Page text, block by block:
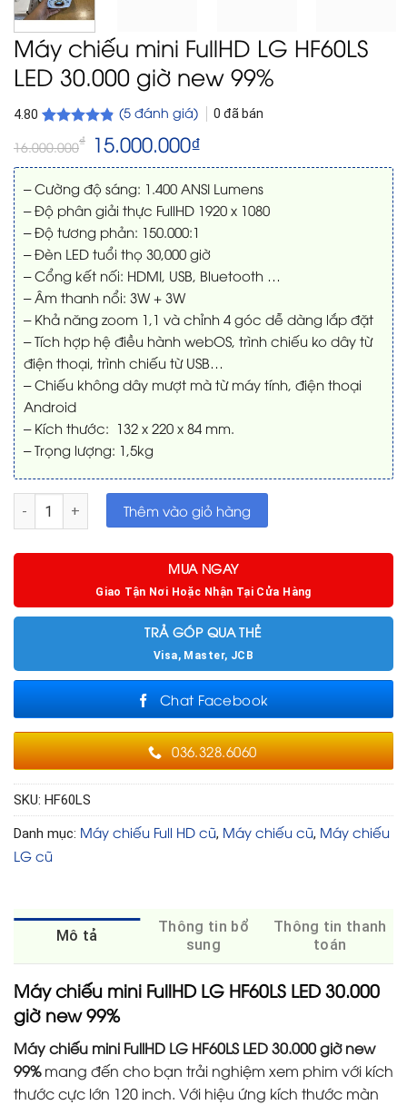
Máy chiếu mini FullHD LG HF60LS
LED 30.000 giờ new 99%
4.80
trên
5 dựa trên
đánh giá
(5đánh giá) 0 đã bán
16.000.000₫ Giá
gốc
là:
15.000.000₫
tại
15.000.000₫.
– Cường độ sáng: 1.400 ANSI Lumens
– Độ phân giải thực FullHD 1920 x 1080
– Độ tương phản: 150.000:1
– Đèn LED tuổi thọ 30,000 giờ
– Cổng kết nối: HDMI, USB, Bluetooth …
– Âm thanh nổi: 3W + 3W
– Khả năng zoom 1,1 và chỉnh 4 góc dễ dàng lắp đặt
– Tích hợp hệ điều hành webOS, trình chiếu ko dây từ
điện thoại, trình chiếu từ USB…
– Chiếu không dây mượt mà từ máy tính, điện thoại
Android
– Kích thước: 132 x 220 x 84 mm.
– Trọng lượng: 1,5kg
Máy chiếu mini FullHD LG HF60LS LED 30.000 giờ new 99% số
Thêm vào giỏ hàng
MUA NGAY
Giao Tận Nơi Hoặc Nhận Tại Cửa Hàng
TRẢ GÓP QUA THẺ
Visa, Master, JCB
Chat Facebook
036.328.6060
SKU: HF60LS
Danh mục: Máy chiếu Full HD cũ, Máy chiếu cũ, Máy chiếu
LG cũ
Mô tả
Thông tin bổ
sung
Thông tin thanh
toán
Máy chiếu mini FullHD LG HF60LS LED 30.000
giờ new 99%
Máy chiếu mini FullHD LG HF60LS LED 30.000 giờ new
99%mang đến cho bạn trải nghiệm xem phim với kích
thước cực lớn 120 inch. Với hiệu ứng kích thước màn